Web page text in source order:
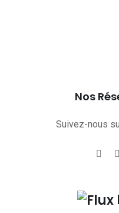
Nos
Suivez-nous